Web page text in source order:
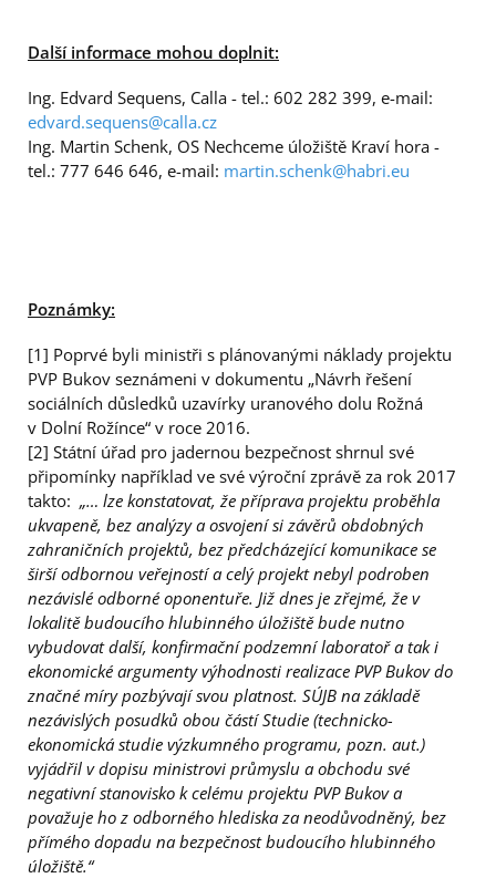
Další informace mohou doplnit:
Ing. Edvard Sequens, Calla - tel.: 602 282 399, e-mail:
edvard.sequens@calla.cz
Ing. Martin Schenk, OS Nechceme úložiště Kraví hora -
tel.: 777 646 646, e-mail: martin.schenk@habri.eu
Poznámky:
[1] Poprvé byli ministři s plánovanými náklady projektu
PVP Bukov seznámeni v dokumentu „Návrh řešení
sociálních důsledků uzavírky uranového dolu Rožná
v Dolní Rožínce“ v roce 2016.
[2] Státní úřad pro jadernou bezpečnost shrnul své
připomínky například ve své výroční zprávě za rok 2017
takto: „… lze konstatovat, že příprava projektu proběhla
ukvapeně, bez analýzy a osvojení si závěrů obdobných
zahraničních projektů, bez předcházející komunikace se
širší odbornou veřejností a celý projekt nebyl podroben
nezávislé odborné oponentuře. Již dnes je zřejmé, že v
lokalitě budoucího hlubinného úložiště bude nutno
vybudovat další, konfirmační podzemní laboratoř a tak i
ekonomické argumenty výhodnosti realizace PVP Bukov do
značné míry pozbývají svou platnost. SÚJB na základě
nezávislých posudků obou částí Studie (technicko-
ekonomická studie výzkumného programu, pozn. aut.)
vyjádřil v dopisu ministrovi průmyslu a obchodu své
negativní stanovisko k celému projektu PVP Bukov a
považuje ho z odborného hlediska za neodůvodněný, bez
přímého dopadu na bezpečnost budoucího hlubinného
úložiště.“